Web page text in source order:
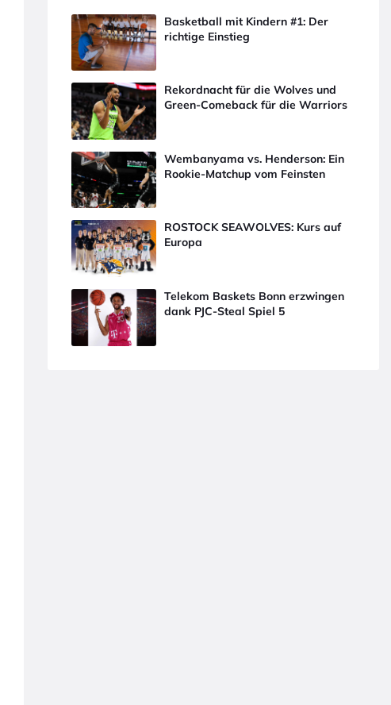
Basketball mit Kindern #1: Der
richtige Einstieg
Rekordnacht für die Wolves und
Green-Comeback für die Warriors
Wembanyama vs. Henderson: Ein
Rookie-Matchup vom Feinsten
ROSTOCK SEAWOLVES: Kurs auf
Europa
Telekom Baskets Bonn erzwingen
dank PJC-Steal Spiel 5